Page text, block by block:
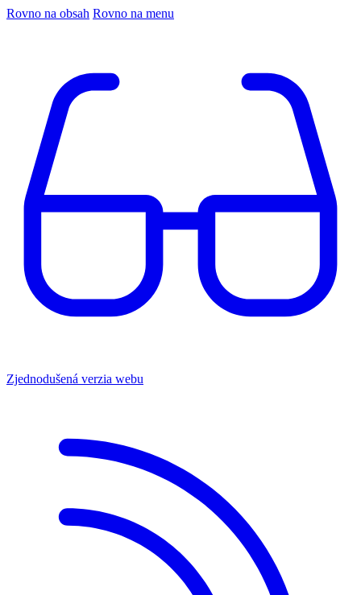
Rovno na obsah Rovno na menu
Zjednodušená verzia webu